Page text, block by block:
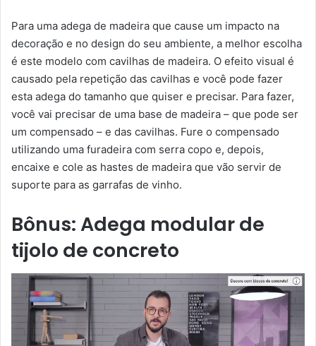
Para uma adega de madeira que cause um impacto na
decoração e no design do seu ambiente, a melhor escolha
é este modelo com cavilhas de madeira. O efeito visual é
causado pela repetição das cavilhas e você pode fazer
esta adega do tamanho que quiser e precisar. Para fazer,
você vai precisar de uma base de madeira – que pode ser
um compensado – e das cavilhas. Fure o compensado
utilizando uma furadeira com serra copo e, depois,
encaixe e cole as hastes de madeira que vão servir de
suporte para as garrafas de vinho.
Bônus: Adega modular de
tijolo de concreto